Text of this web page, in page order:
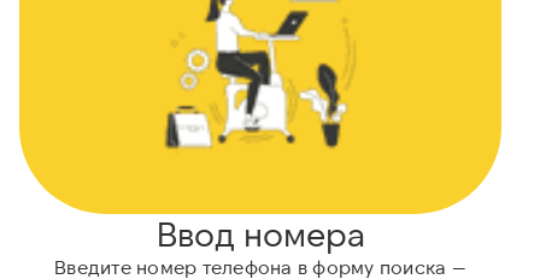
Ввод номера
Введите номер телефона в форму поиска —